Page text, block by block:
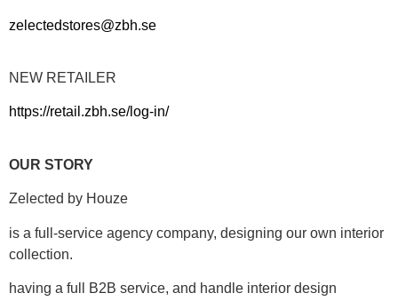
zelectedstores@zbh.se
NEW RETAILER
https://retail.zbh.se/log-in/
OUR STORY
Zelected by Houze
is a full-service agency company, designing our own interior
collection.
having a full B2B service, and handle interior design